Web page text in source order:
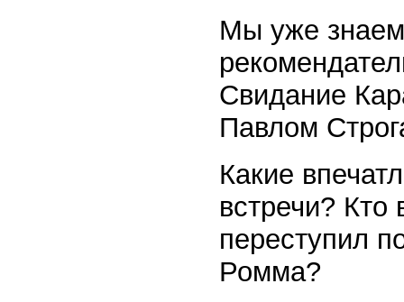
Мы уже
Свидание
Павлом
Какие
встречи? Кто
переступил
Ромма?